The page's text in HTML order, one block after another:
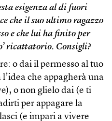
esigenza al di fuori
che il suo ultimo ragazzo
e che lui ha finito per
ricattatorio. Consigli?
o dai il permesso al tuo
che appagherà una
o non glielo dai (e ti
per appagare la
(e impari a vivere